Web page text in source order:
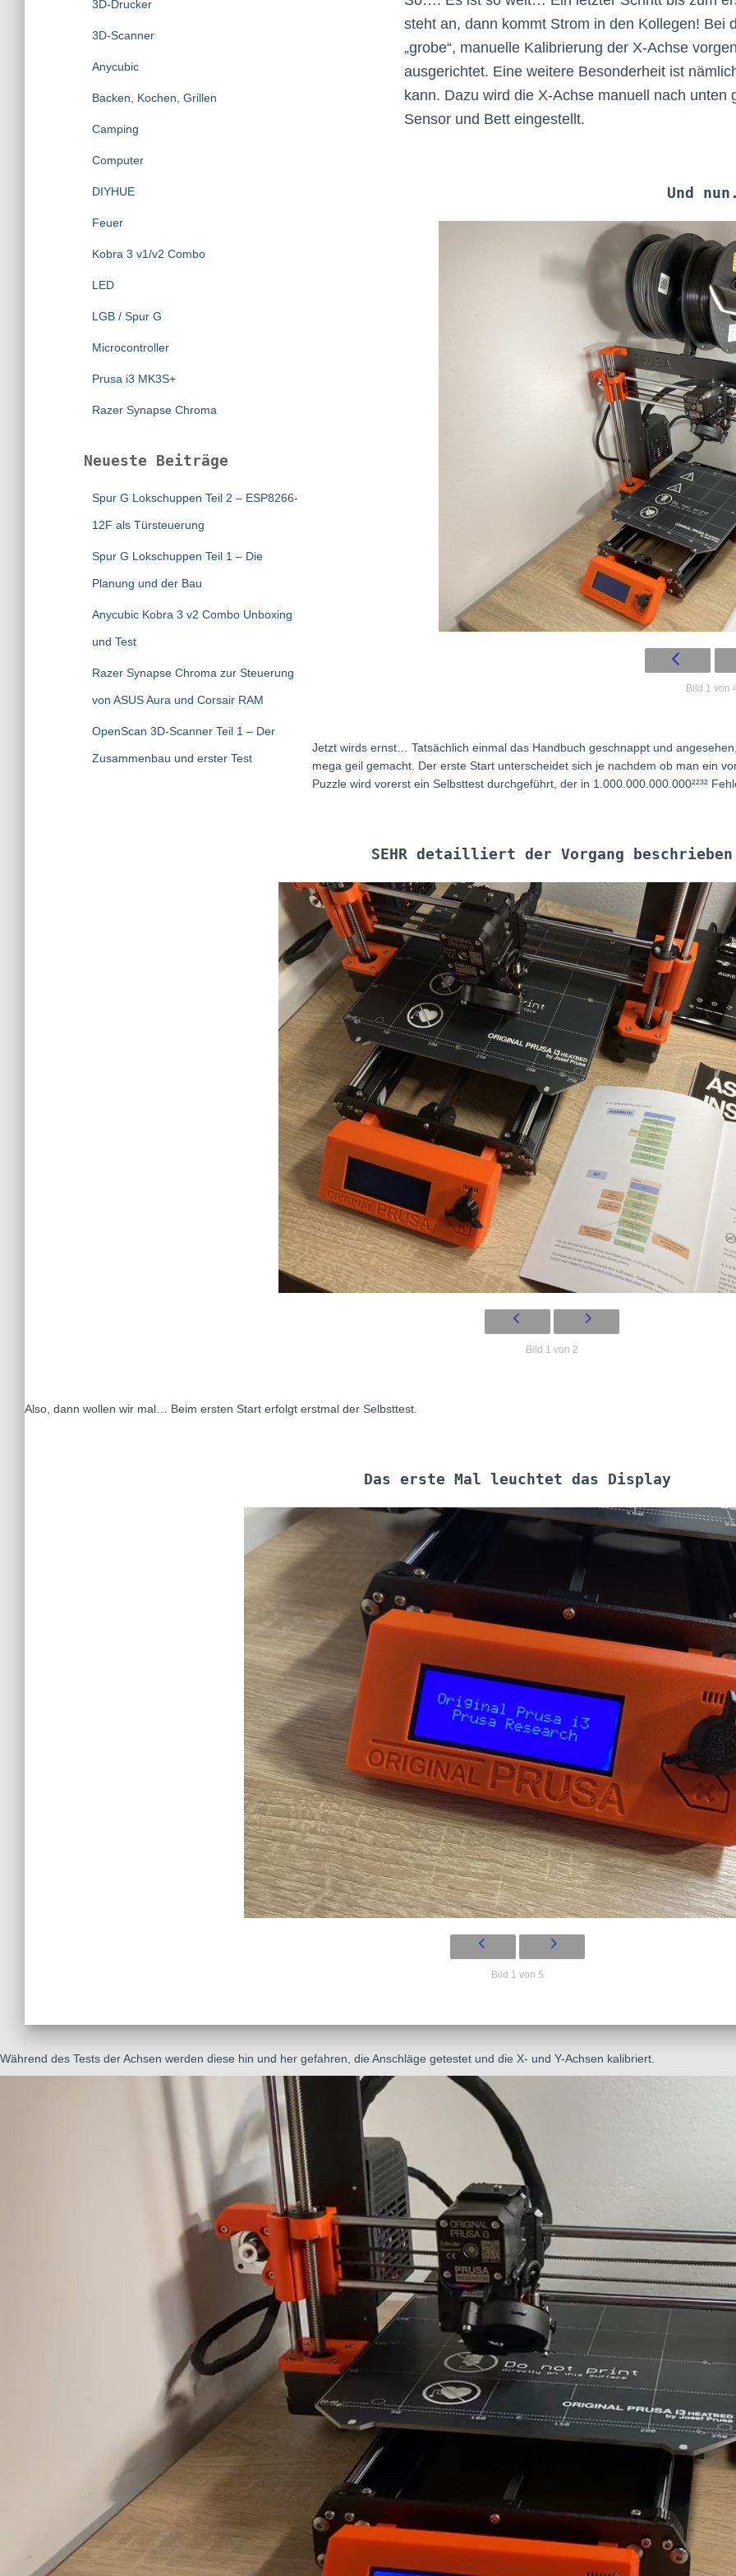
3D-Drucker
3D-Scanner
Anycubic
Backen, Kochen, Grillen
Camping
Computer
DIYHUE
Feuer
Kobra 3 v1/v2 Combo
LED
LGB / Spur G
Microcontroller
Prusa i3 MK3S+
Razer Synapse Chroma
Neueste Beiträge
Spur G Lokschuppen Teil 2 – ESP8266-
12F als Türsteuerung
Spur G Lokschuppen Teil 1 – Die
Planung und der Bau
Anycubic Kobra 3 v2 Combo Unboxing
und Test
Razer Synapse Chroma zur Steuerung
von ASUS Aura und Corsair RAM
OpenScan 3D-Scanner Teil 1 – Der
Zusammenbau und erster Test
steht an, dann kommt Strom in den Kollegen! Bei
„grobe“, manuelle Kalibrierung der X-Achse
ausgerichtet. Eine weitere Besonderheit ist
kann. Dazu wird die X-Achse manuell nach unten
Sensor und Bett eingestellt.
Und
Bild 1 von
Jetzt wirds ernst… Tatsächlich einmal das Handbuch geschnappt und
mega geil gemacht. Der erste Start unterscheidet sich je nachdem ob man ein
Puzzle wird vorerst ein Selbsttest durchgeführt, der in 1.000.000.000.000²²³²
SEHR detailliert der Vorgang beschrieben
Bild 1 von 2
Also, dann wollen wir mal… Beim ersten Start erfolgt erstmal der Selbsttest.
Das erste Mal leuchtet das Display
Bild 1 von 5
Während des Tests der Achsen werden diese hin und her gefahren, die Anschläge getestet und die X- und Y-Achsen kalibriert.